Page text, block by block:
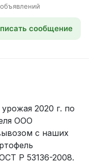
сообщение
2020 г. по
ООО
с наших
Р 53136-2008.